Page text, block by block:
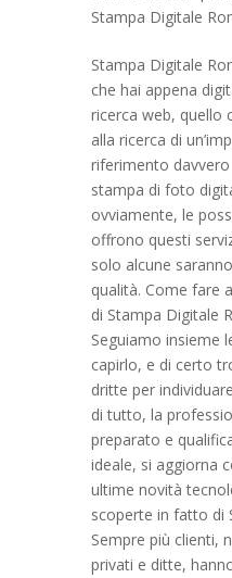
Stampa Digitale
Stampa Digitale
che hai appena
ricerca web, quello
alla ricerca di
riferimento
stampa di foto
ovviamente, le
offrono questi
solo alcune
qualità. Come fare
di Stampa Digitale
Seguiamo insieme
capirlo, e di certo
dritte per
di tutto, la
preparato e
ideale, si aggiorna
ultime novità
scoperte in fatto di
Sempre più clienti,
privati e ditte,